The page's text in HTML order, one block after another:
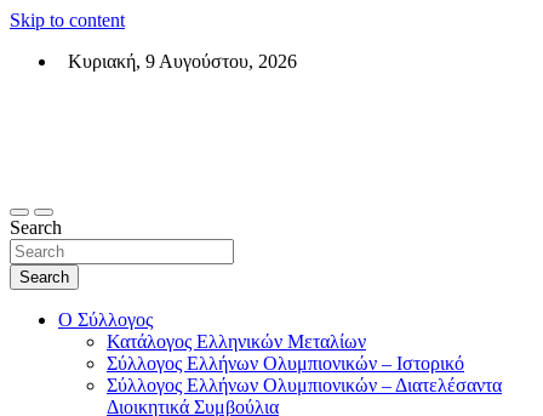
Skip to content
Κυριακή, 9 Αυγούστου, 2026
Search
Search
Ο Σύλλογος
Κατάλογος Ελληνικών Μεταλίων
Σύλλογος Ελλήνων Ολυμπιονικών – Ιστορικό
Σύλλογος Ελλήνων Ολυμπιονικών – Διατελέσαντα
Διοικητικά Συμβούλια